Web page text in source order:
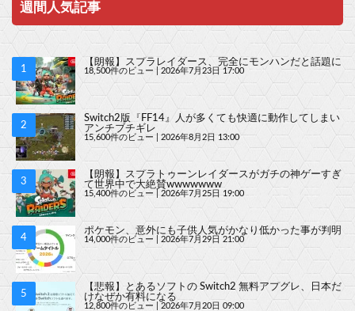
週間人気記事
【朗報】スプラレイダース、完全にモンハンだと話題に
18,500件のビュー 2026年7月23日 17:00
Switch2版『FF14』人が多くても快適に動作してしまい
アンチブチギレ
15,600件のビュー | 2026年8月2日 13:00
【朗報】スプラトゥーンレイダースがガチの神ゲーすぎ
て世界中で大絶賛wwwwwww
15,400件のビュー 2026年7月25日 19:00
ポケモン、意外にも子供人気がかなり低かった事が判明
14,000件のビュー 2026年7月29日 21:00
【悲報】とあるソフトの Switch2 無料アプグレ、日本だ
けなぜか有料になる
12,800件のビュー 2026年7月20日 09:00